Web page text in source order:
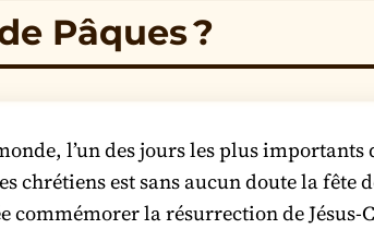
Pâques ?
l’un des jours les plus importants
chrétiens est sans aucun doute la fête
commémorer la résurrection de Jésus-